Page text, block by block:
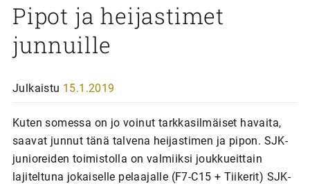
Pipot ja heijastimet
junnuille
Julkaistu 15.1.2019
Kuten somessa on jo voinut tarkkasilmäiset havaita,
saavat junnut tänä talvena heijastimen ja pipon. SJK-
junioreiden toimistolla on valmiiksi joukkueittain
lajiteltuna jokaiselle pelaajalle (F7-C15 + Tiikerit) SJK-